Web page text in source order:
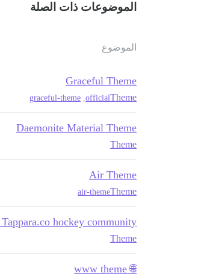
الموضوعات ذات الصلة
الموضوع
Graceful Theme
Theme
official
graceful-theme
Daemonite Material Theme
Theme
Air Theme
Theme
air-theme
hockey community
Theme
🌐 www theme